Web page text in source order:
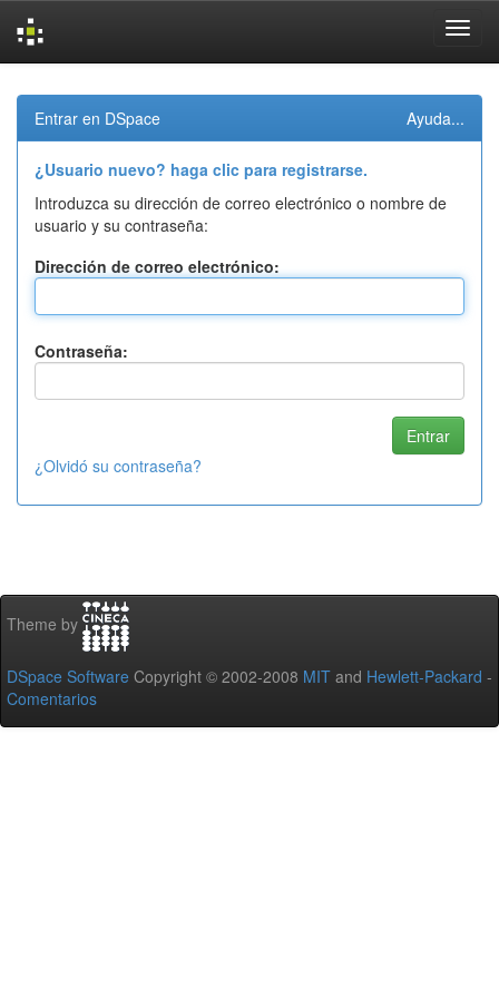
navigation
Entrar en DSpace Ayuda...
¿Usuario nuevo? haga clic para registrarse.
Introduzca su dirección de correo electrónico o nombre de
usuario y su contraseña:
Dirección de correo electrónico:
Contraseña:
¿Olvidó su contraseña?
Theme by
DSpace Software Copyright © 2002-2008 MIT and Hewlett-Packard -
Comentarios